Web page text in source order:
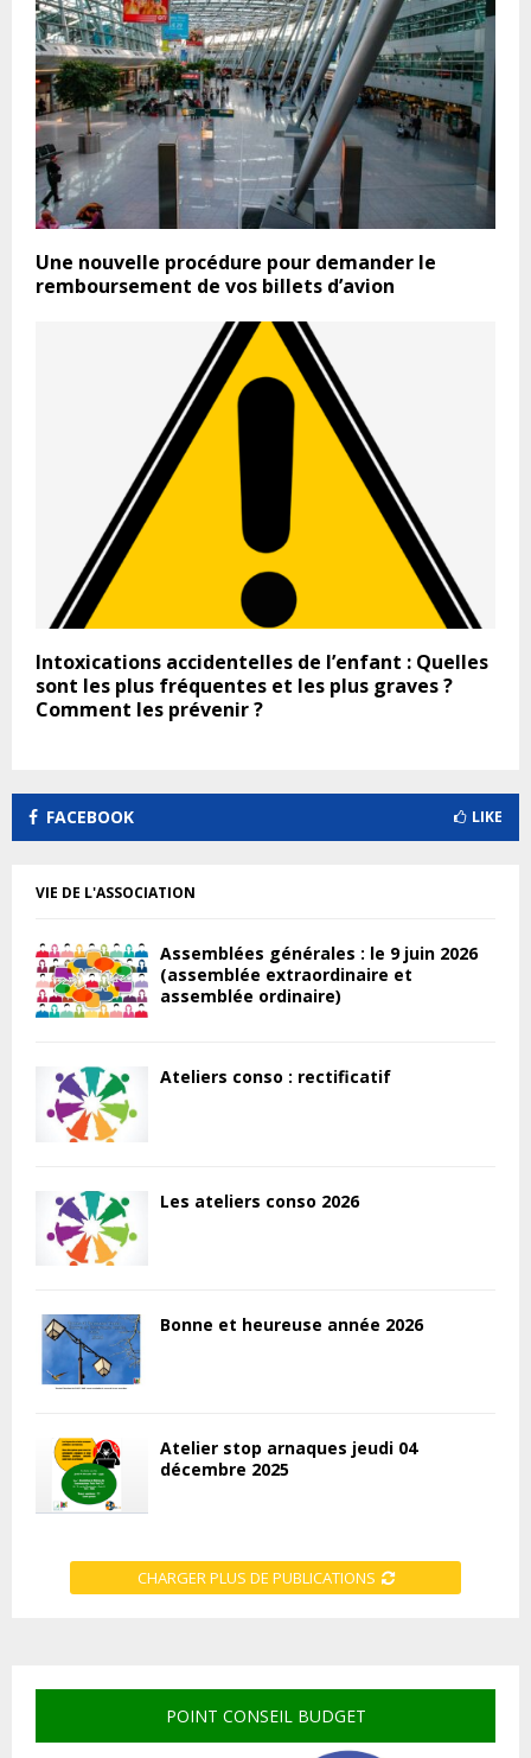
Une nouvelle procédure pour demander le
remboursement de vos billets d’avion
Intoxications accidentelles de l’enfant : Quelles
sont les plus fréquentes et les plus graves ?
Comment les prévenir ?
FACEBOOK LIKE
VIE DE L'ASSOCIATION
Assemblées générales : le 9 juin 2026
(assemblée extraordinaire et
assemblée ordinaire)
Ateliers conso : rectificatif
Les ateliers conso 2026
Bonne et heureuse année 2026
Atelier stop arnaques jeudi 04
décembre 2025
CHARGER PLUS DE PUBLICATIONS
POINT CONSEIL BUDGET